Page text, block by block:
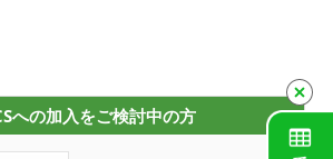
への加入をご検討中の方